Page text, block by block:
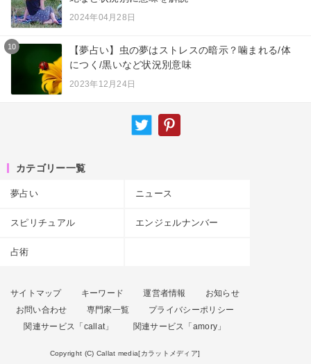
2024年04月28日
10
【夢占い】虫の夢はストレスの暗示？噛まれる/体
につく/黒いなど状況別意味
2023年12月24日
カテゴリー一覧
夢占い ニュース
スピリチュアル エンジェルナンバー
占術
サイトマップ キーワード 運営者情報
お知らせ
お問い合わせ
専門家一覧
プライバシーポリシー
関連サービス「callat」
関連サービス「amory」
Copyright (C) Callat media[カラットメディア]